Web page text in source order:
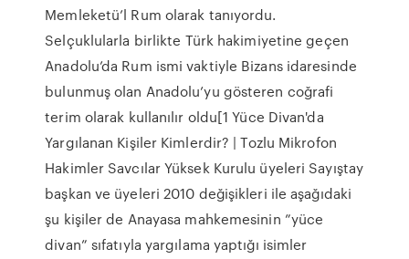
Memleketü’l Rum olarak tanıyordu.
Selçuklularla birlikte Türk hakimiyetine geçen
Anadolu’da Rum ismi vaktiyle Bizans idaresinde
bulunmuş olan Anadolu’yu gösteren coğrafi
terim olarak kullanılır oldu[1 Yüce Divan'da
Yargılanan Kişiler Kimlerdir? | Tozlu Mikrofon
Hakimler Savcılar Yüksek Kurulu üyeleri Sayıştay
başkan ve üyeleri 2010 değişikleri ile aşağıdaki
şu kişiler de Anayasa mahkemesinin ”yüce
divan” sıfatıyla yargılama yaptığı isimler